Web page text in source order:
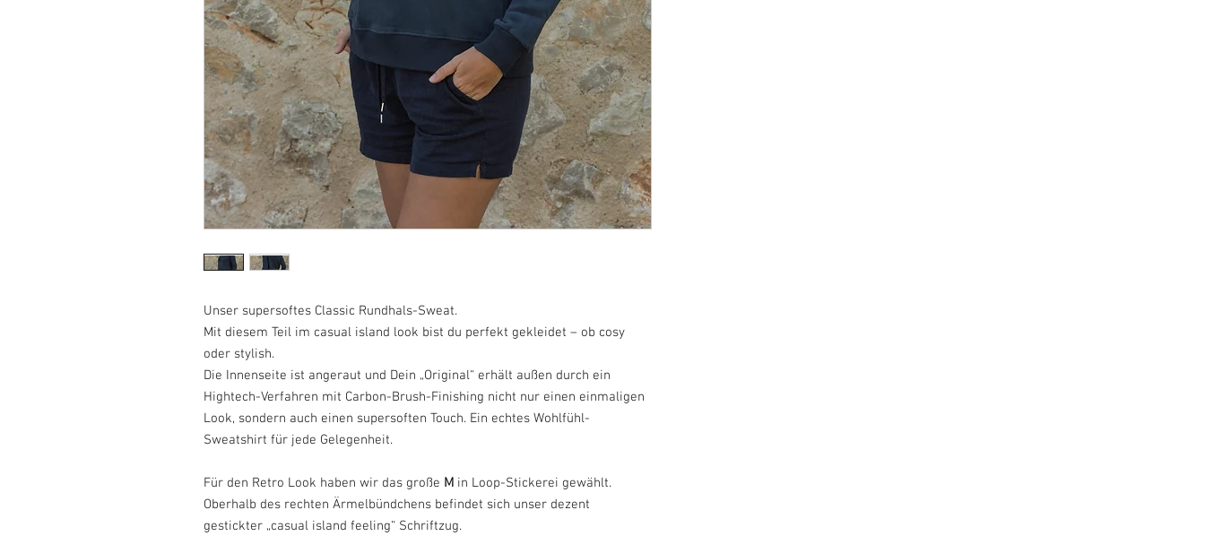
Unser supersoftes Classic Rundhals-Sweat.
Mit diesem Teil im casual island look bist du perfekt gekleidet – ob cosy
oder stylish.
Die Innenseite ist angeraut und Dein „Original“ erhält außen durch ein
Hightech-Verfahren mit Carbon-Brush-Finishing nicht nur einen einmaligen
Look, sondern auch einen supersoften Touch. Ein echtes Wohlfühl-
Sweatshirt für jede Gelegenheit.
Für den Retro Look haben wir das große M in Loop-Stickerei gewählt.
Oberhalb des rechten Ärmelbündchens befindet sich unser dezent
gestickter „casual island feeling“ Schriftzug.